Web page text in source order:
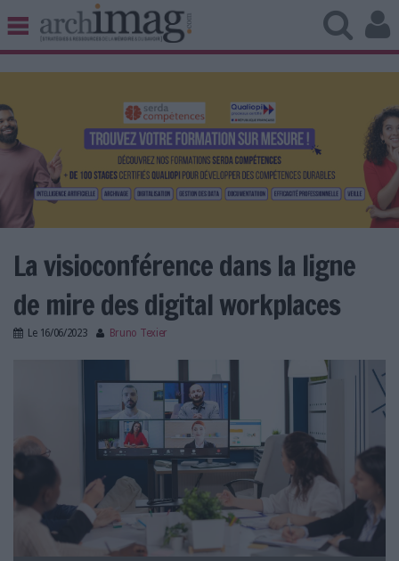
BIBLIOTHÈQUE ÉDITION
UNIVERS DATA
TRAVAIL COLLABORATIF
VIE NUMÉRIQUE
NUMÉRIQUE RESPONSABLE
LES DOSSIERS
LES GUIDES PRATIQUES
LES BASES DE DONNÉES
L'ESPACE EMPLOI
L'ANNUAIRE DES ACTEURS
LES LIVRES BLANCS
LES SUPPLÉMENTS
La visioconférence dans la ligne
de mire des digital workplaces
Le 16/06/2023 Bruno Texier
visioconference-solutions-digital-workplace.jpg